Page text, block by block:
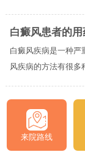
白癜风患者的用
白癜风疾病是一种严
风疾病的方法有很多
来院路线